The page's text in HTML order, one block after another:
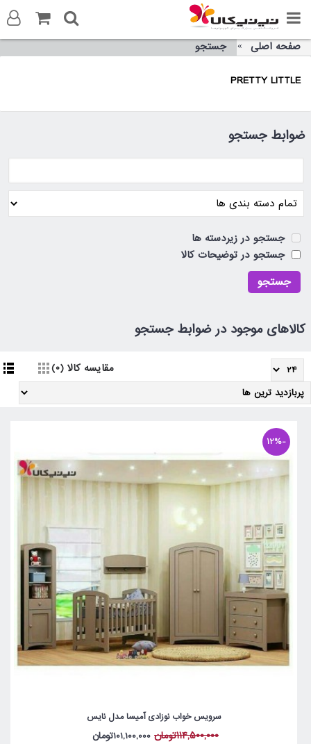
صفحه اصلی جستجو
PRETTY LITTLE
ضوابط جستجو
جستجو در زیردسته ها
جستجو در توضیحات کالا
کالاهای موجود در ضوابط جستجو
مقایسه کالا (0)
-12%
سرویس خواب نوزادی آمیسا مدل نایس
114,500,000تومان 101,100,000تومان